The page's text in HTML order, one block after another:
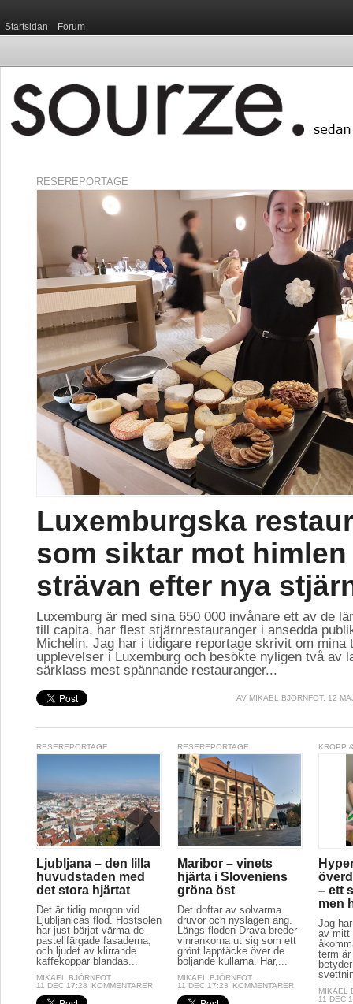
Startsidan Forum
RESEREPORTAGE
Luxemburgska
som siktar mot
strävan efter nya
Luxemburg är med sina 650 000 invånare ett av de
till capita, har flest stjärnrestauranger i ansedda
Michelin. Jag har i tidigare reportage skrivit om mina
upplevelser i Luxemburg och besökte nyligen två av
särklass mest spännande restauranger...
AV MIKAEL BJÖRNFOT, 12
RESEREPORTAGE
Ljubljana – den lilla
huvudstaden med
det stora hjärtat
Det är tidig morgon vid
Ljubljanicas flod. Höstsolen
har just börjat värma de
pastellfärgade fasaderna,
och ljudet av klirrande
kaffekoppar blandas...
MIKAEL BJÖRNFOT
11 DEC 17:28
KOMMENTARER
RESEREPORTAGE
Maribor – vinets
hjärta i Sloveniens
gröna öst
Det doftar av solvarma
druvor och nyslagen äng.
Längs floden Drava breder
vinrankorna ut sig som ett
grönt lapptäcke över de
böljande kullarna. Här,...
MIKAEL BJÖRNFOT
11 DEC 17:23
KOMMENTARER
KROPP
– ett
men
Jag
av mitt
term
MIKAEL
11 DEC